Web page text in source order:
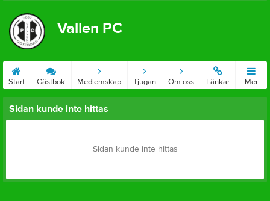
Vallen PC
Start Gästbok Medlemskap Tjugan Om oss Länkar Mer
Sidan kunde inte hittas
Sidan kunde inte hittas